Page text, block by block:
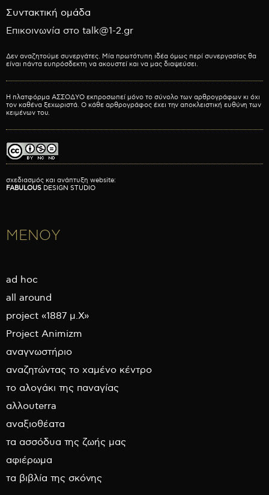
Συντακτική ομάδα
Επικοινωνία στο talk@1-2.gr
Δεν αναζητούμε συνεργάτες. Μία πρωτότυπη ιδέα όμως περί συνεργασίας θα
είναι πάντα ευπρόσδεκτη να ακουστεί και να μας διαψεύσει.
Η πλατφόρμα ΑΣΣΟΔΥΟ εκπροσωπεί μόνο το σύνολο των αρθρογράφων κι όχι
τον καθένα ξεχωριστά. Ο κάθε αρθρογράφος έχει την αποκλειστική ευθύνη των
κειμένων του.
σχεδιασμός και ανάπτυξη website:
FABULOUS DESIGN STUDIO
ΜΕΝΟΥ
ad hoc
all around
project «1887 μ.Χ»
Project Animizm
αναγνωστήριο
αναζητώντας το χαμένο κέντρο
το αλογάκι της παναγίας
αλλουterra
αναξιοθέατα
τα ασσόδυα της ζωής μας
αφιέρωμα
τα βιβλία της σκόνης